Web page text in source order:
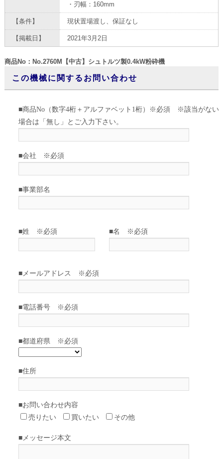
・刃幅：160mm
【条件】 現状置場渡し、保証なし
【掲載日】 2021年3月2日
商品No：No.2760M【中古】シュトルツ製0.4kW粉砕機
この機械に関するお問い合わせ